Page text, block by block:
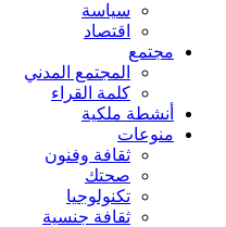
سياسة
اقتصاد
مجتمع
المجتمع المدني
كلمة القراء
أنشطة ملكية
منوعات
ثقافة وفنون
صحتك
تكنولوجيا
ثقافة جنسية